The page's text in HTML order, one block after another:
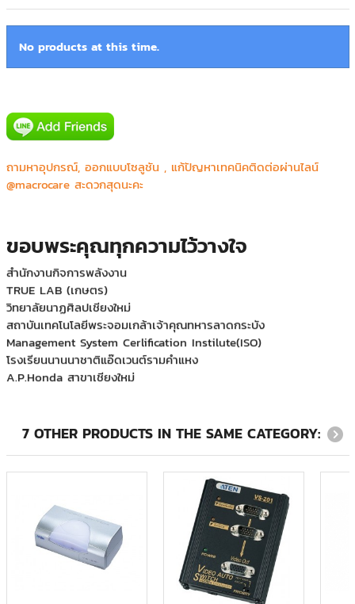
No products at this time.
ถามหาอุปกรณ์, ออกแบบโซลูชัน , แก้ปัญหาเทคนิคติดต่อผ่านไลน์
@macrocare สะดวกสุดนะคะ
ขอบพระคุณทุกความไว้วางใจ
วิทยาเขตบาฬีศึกษาพุทธโฆส
NMT (Video Conference Systems)
การท่องเที่ยวแห่งประเทศไทย (งานติดตั้งห้องประชุม)
สำนักงานกิจการพลังงาน
TRUE LAB (เกษตร)
วิทยาลัยนาฏศิลปเชียงใหม่
สถาบันเทคโนโลยีพระจอมเกล้าเจ้าคุณทหารลาดกระบัง
Management System Cerlification Instilute(ISO)
โรงเรียนนานนาชาติแอ๊ดเวนต์รามคำแหง
A.P.Honda สาขาเชียงใหม่
มหาวิทยาลัยราชภัฏเชียงใหม่
รร.แกรนด์ เซ็นเตอร์ พอยท์ เทอร์มินอล
7 OTHER PRODUCTS IN THE SAME CATEGORY: